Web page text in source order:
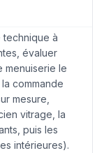
technique à
évaluer
menuiserie le
commande
mesure,
vitrage, la
puis les
intérieures).